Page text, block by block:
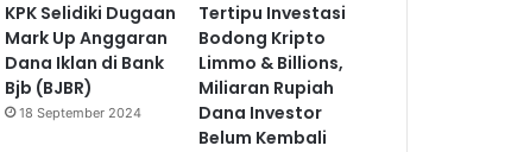
KPK Selidiki Dugaan
Mark Up Anggaran
Dana Iklan di Bank
Bjb (BJBR)
18 September 2024
Tertipu Investasi
Bodong Kripto
Limmo & Billions,
Miliaran Rupiah
Dana Investor
Belum Kembali